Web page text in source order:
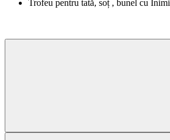
Trofeu pentru tată, soț , bunel cu Inimi